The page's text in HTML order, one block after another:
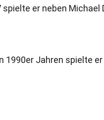
spielte er neben
1990er Jahren spielte